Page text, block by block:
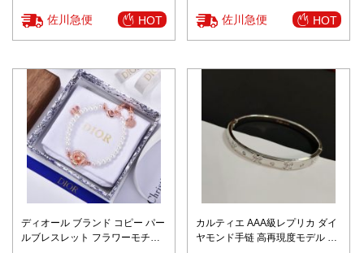
佐川急便 HOT 佐川急便 HOT
ディオール ブランド コピー パー
ルブレスレット フラワーモチー
カルティエ AAA級レプリカ ダイ
ヤモンド手链 高再現度モデル 高